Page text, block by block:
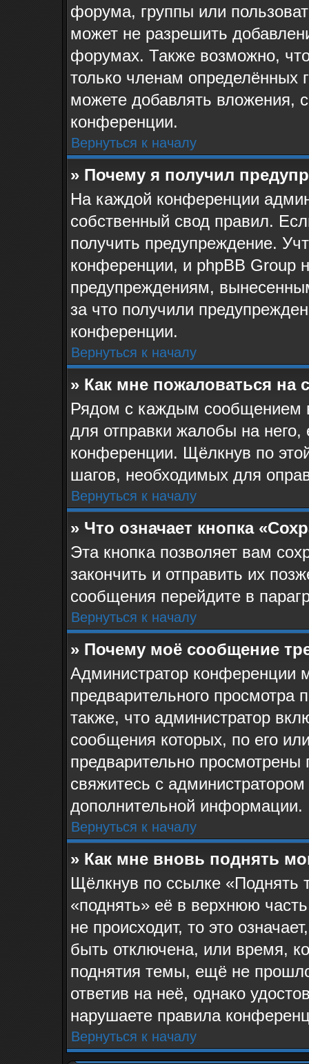
форума, группы или
может не разрешить
форумах. Также возможно,
только членам определённых
можете добавлять вложения,
конференции.
Вернуться к началу
» Почему я получил
На каждой конференции
собственный свод правил.
получить предупреждение.
конференции, и phpBB Group
предупреждениям,
за что получили
конференции.
Вернуться к началу
» Как мне пожаловаться на
Рядом с каждым сообщением
для отправки жалобы на
конференции. Щёлкнув по
шагов, необходимых для
Вернуться к началу
» Что означает кнопка
Эта кнопка позволяет вам
закончить и отправить их
сообщения перейдите в
Вернуться к началу
» Почему моё сообщение
Администратор конференции
предварительного
также, что администратор
сообщения которых, по его
предварительно
свяжитесь с
дополнительной информации.
Вернуться к началу
» Как мне вновь поднять
Щёлкнув по ссылке «Поднять
«поднять» её в верхнюю
не происходит, то это
быть отключена, или время,
поднятия темы, ещё не
ответив на неё, однако
нарушаете правила
Вернуться к началу